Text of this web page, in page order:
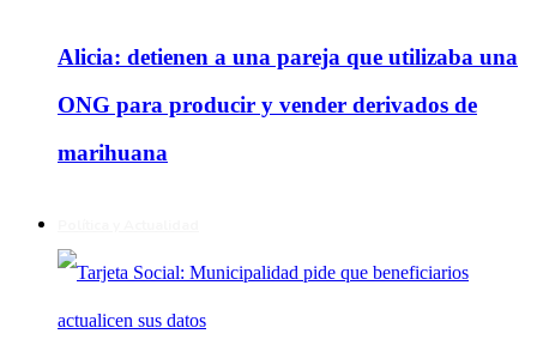
Alicia: detienen a una pareja que utilizaba una
ONG para producir y vender derivados de
marihuana